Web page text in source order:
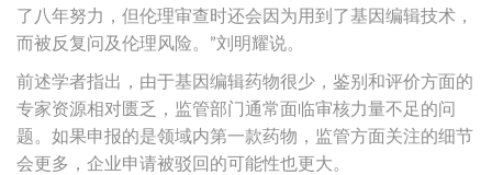
了八年努力，但伦理审查时还会因为用到了基因编辑技术，
而被反复问及伦理风险。”刘明耀说。
前述学者指出，由于基因编辑药物很少，鉴别和评价方面的
专家资源相对匮乏，监管部门通常面临审核力量不足的问
题。如果申报的是领域内第一款药物，监管方面关注的细节
会更多，企业申请被驳回的可能性也更大。